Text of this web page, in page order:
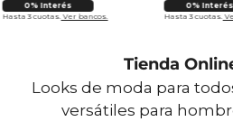
0% Interés
Hasta 3 cuotas. Ver bancos.
0% Interés
Hasta 3 cuotas.
Tienda
Looks de moda para
versátiles para